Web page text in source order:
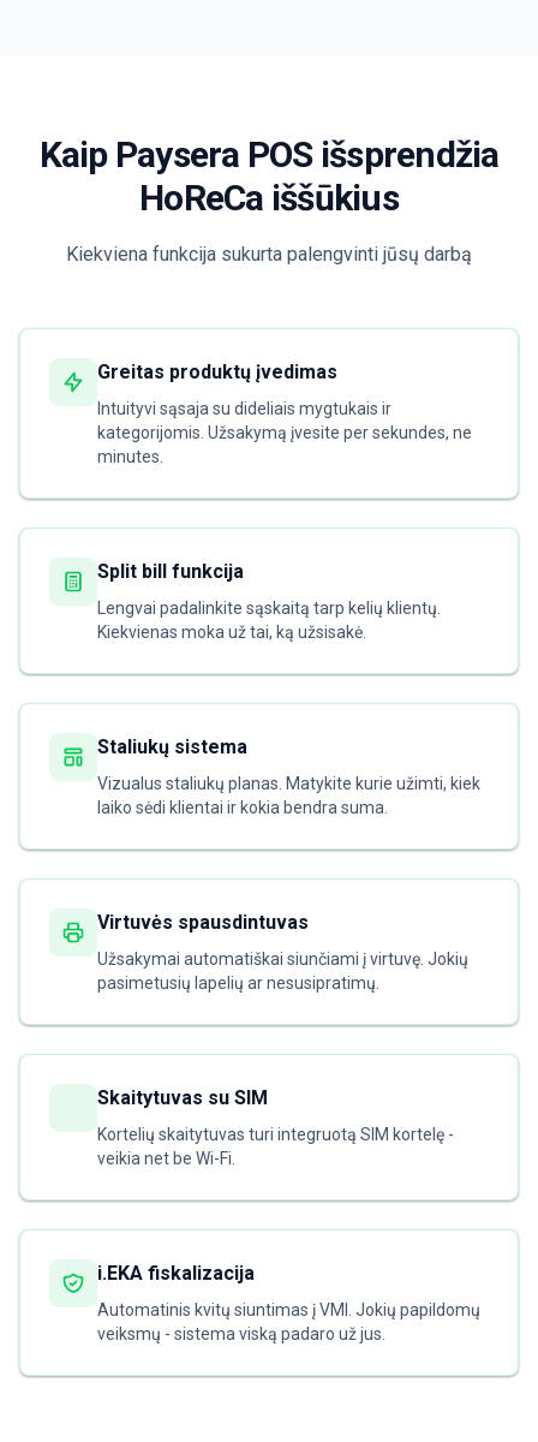
Kaip Paysera POS išsprendžia
HoReCa iššūkius
Kiekviena funkcija sukurta palengvinti jūsų darbą
Greitas produktų įvedimas
Intuityvi sąsaja su dideliais mygtukais ir
kategorijomis. Užsakymą įvesite per sekundes, ne
minutes.
Split bill funkcija
Lengvai padalinkite sąskaitą tarp kelių klientų.
Kiekvienas moka už tai, ką užsisakė.
Staliukų sistema
Vizualus staliukų planas. Matykite kurie užimti, kiek
laiko sėdi klientai ir kokia bendra suma.
Virtuvės spausdintuvas
Užsakymai automatiškai siunčiami į virtuvę. Jokių
pasimetusių lapelių ar nesusipratimų.
Skaitytuvas su SIM
Kortelių skaitytuvas turi integruotą SIM kortelę -
veikia net be Wi-Fi.
i.EKA fiskalizacija
Automatinis kvitų siuntimas į VMI. Jokių papildomų
veiksmų - sistema viską padaro už jus.